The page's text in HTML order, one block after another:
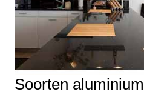
Soorten aluminium